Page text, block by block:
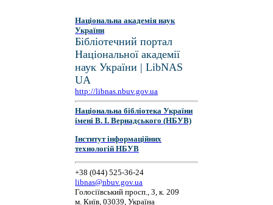
Національна академія наук
України
Бібліотечний портал
Національної академії
наук України | LibNAS
UA
http://libnas.nbuv.gov.ua
Національна бібліотека України
імені В. І. Вернадського (НБУВ)
Інститут інформаційних
технологій НБУВ
+38 (044) 525-36-24
libnas@nbuv.gov.ua
Голосіївський просп., 3, к. 209
м. Київ, 03039, Україна